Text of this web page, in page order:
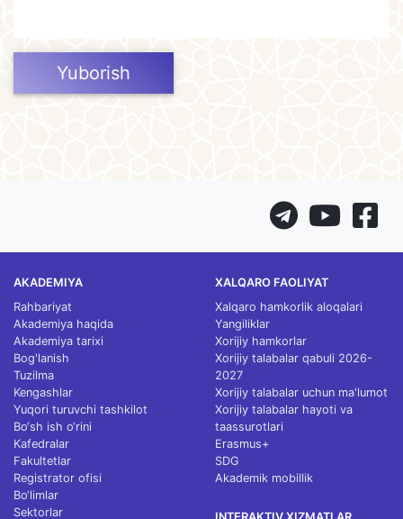
Yuborish
AKADEMIYA
Rahbariyat
Akademiya haqida
Akademiya tarixi
Bog'lanish
Tuzilma
Kengashlar
Yuqori turuvchi tashkilot
Bo‘sh ish o‘rini
Kafedralar
Fakultetlar
Registrator ofisi
Bo‘limlar
Sektorlar
XALQARO FAOLIYAT
Xalqaro hamkorlik aloqalari
Yangiliklar
Xorijiy hamkorlar
Xorijiy talabalar qabuli 2026-
2027
Xorijiy talabalar uchun ma'lumot
Xorijiy talabalar hayoti va
taassurotlari
Erasmus+
SDG
Akademik mobillik